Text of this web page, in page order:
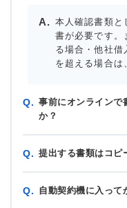
本人確認書類と
書が必要です。
る場合・他社借
を超える場合は
Q. 事前にオンラインで
か？
Q. 提出する書類はコピ
Q. 自動契約機に入って